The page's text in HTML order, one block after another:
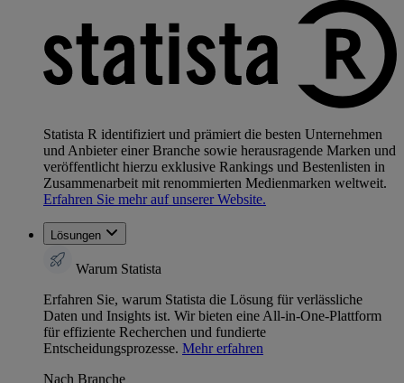
Statista R identifiziert und prämiert die besten Unternehmen
und Anbieter einer Branche sowie herausragende Marken und
veröffentlicht hierzu exklusive Rankings und Bestenlisten in
Zusammenarbeit mit renommierten Medienmarken weltweit.
Erfahren Sie mehr auf unserer Website.
Lösungen
Warum Statista
Erfahren Sie, warum Statista die Lösung für verlässliche
Daten und Insights ist. Wir bieten eine All-in-One-Plattform
für effiziente Recherchen und fundierte
Entscheidungsprozesse. Mehr erfahren
Nach Branche